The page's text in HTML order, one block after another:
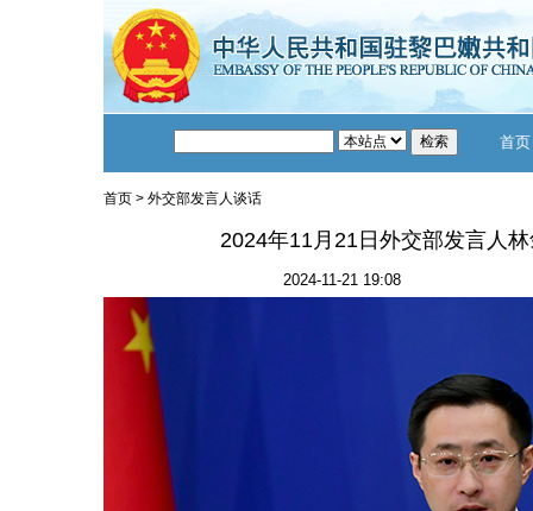
首页
首页> 外交部发言人谈话
2024年11月21日外交部发言人
2024-11-21 19:08